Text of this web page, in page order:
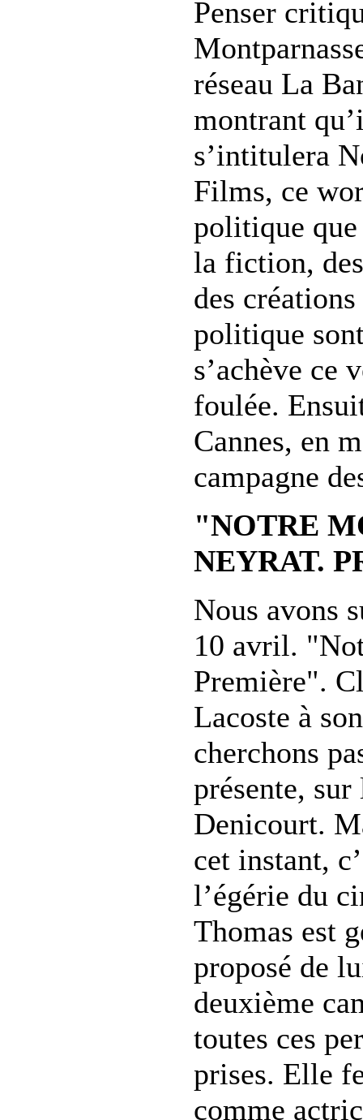
Penser
réseau La
montrant
s’intitulera
Films, ce
politique que
la fiction,
des
politique
s’achève ce
foulée.
Cannes, en
campagne
"NOTRE
NEYRAT.
Nous avons
10 avril.
Première".
Lacoste à
cherchons
présente,
Denicourt.
cet instant,
l’égérie du
Thomas est
proposé de
deuxième
toutes ces
prises. Elle
comme